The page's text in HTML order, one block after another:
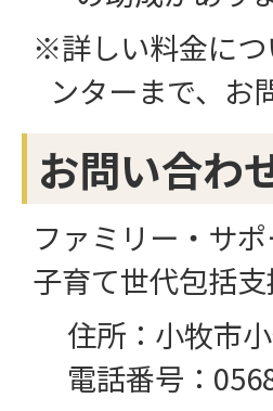
※詳しい料金につ
ンターまで、お
お問い合わ
ファミリー・サ
子育て世代包括支
住所：小牧市
電話番号：